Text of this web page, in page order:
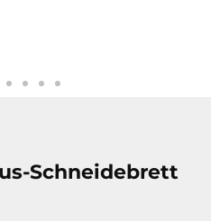
Schneidebrett